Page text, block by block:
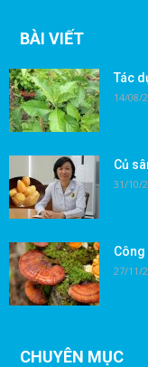
BÀI VIẾT
Tác
14/08/
Củ
31/10/
27/11/
CHUYÊN MỤC